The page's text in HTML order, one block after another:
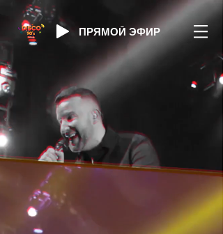
ПРЯМОЙ ЭФИР